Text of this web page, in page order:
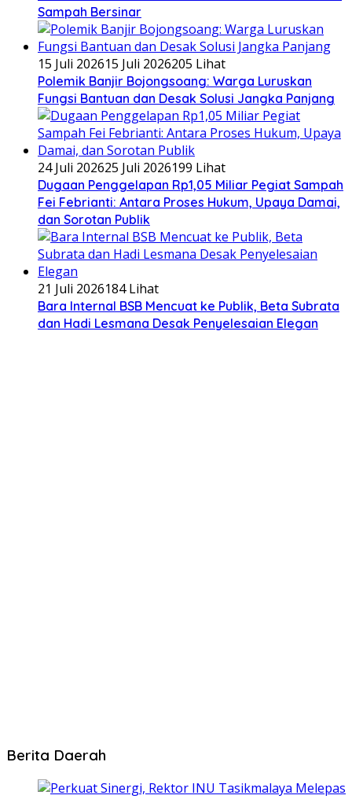
Sampah Bersinar
15 Juli 202615 Juli 2026205 Lihat
Polemik Banjir Bojongsoang: Warga Luruskan
Fungsi Bantuan dan Desak Solusi Jangka Panjang
24 Juli 202625 Juli 2026199 Lihat
Dugaan Penggelapan Rp1,05 Miliar Pegiat Sampah
Fei Febrianti: Antara Proses Hukum, Upaya Damai,
dan Sorotan Publik
21 Juli 2026184 Lihat
Bara Internal BSB Mencuat ke Publik, Beta Subrata
dan Hadi Lesmana Desak Penyelesaian Elegan
Berita Daerah